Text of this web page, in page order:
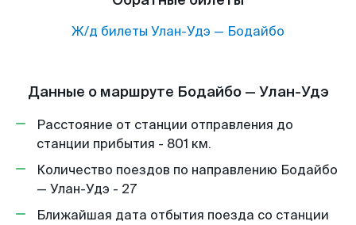
Ж/д билеты Улан-Удэ — Бодайбо
Данные о маршруте Бодайбо — Улан-Удэ
Расстояние от станции отправления до
станции прибытия - 801 км.
Количество поездов по направлению Бодайбо
— Улан-Удэ - 27
Ближайшая дата отбытия поезда со станции